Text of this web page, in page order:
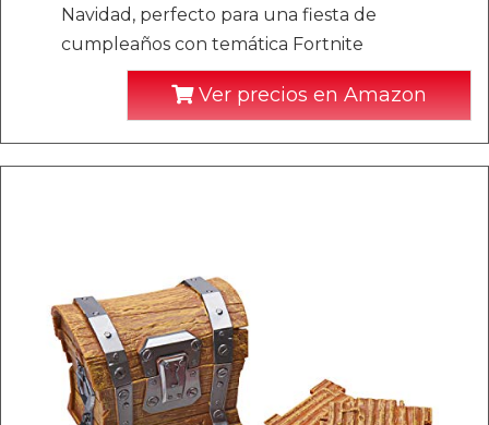
Navidad, perfecto para una fiesta de
cumpleaños con temática Fortnite
Ver precios en Amazon